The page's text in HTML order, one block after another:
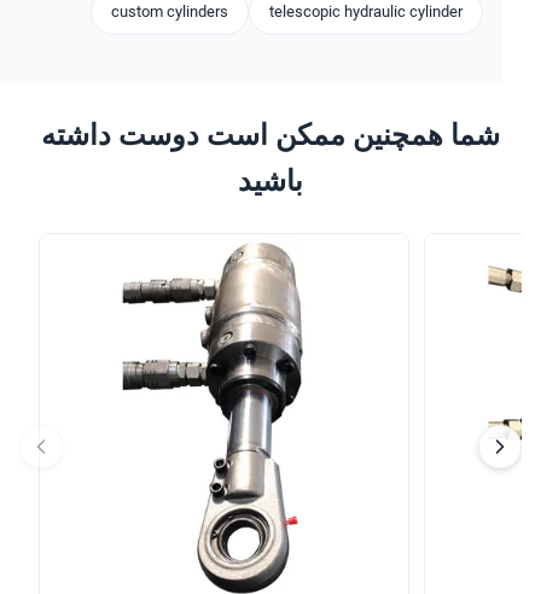
telescopic hydraulic cylinder
custom cylinders
شما همچنین ممکن است دوست داشته
باشید